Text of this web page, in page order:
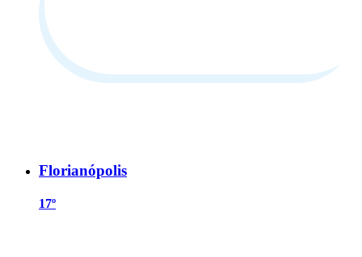
Florianópolis
17º